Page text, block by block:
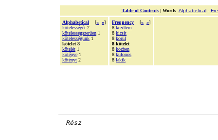
Table of Contents| Words: Alphabetical-
Alphabetical [« »]
kötelességét 2
kötelességszerûen 1
kötelességünk 1
kötelet 8
kötelét 1
köténye 1
kötényt 2
Frequency [« »]
8 kezdtem
8 kicsit
8 körül
8 kötelet
8 közben
8 különös
8 lakik
Rész